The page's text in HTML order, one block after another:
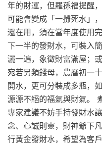
年的財運，但羅孫福提醒
可能會變成「一攤死水」
還在用，須在當年度使用
下一半的發財水，可裝入
灑一遍，象徵財富滿屋；
宛若另類錢母，農曆初一
開水，更可分裝成多瓶，
源源不絕的福氣與財氣。
專家建議不妨手持發財水
念、心誠則靈，財神爺下
行黃金發財水，希望為客